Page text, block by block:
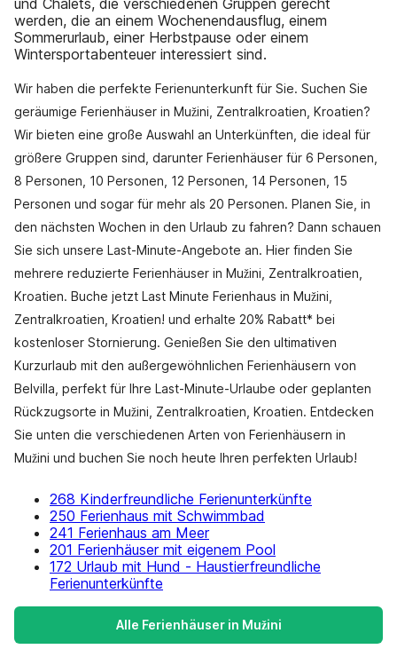
und Chalets, die verschiedenen Gruppen gerecht
werden, die an einem Wochenendausflug, einem
Sommerurlaub, einer Herbstpause oder einem
Wintersportabenteuer interessiert sind.
Wir haben die perfekte Ferienunterkunft für Sie. Suchen Sie
geräumige Ferienhäuser in Mužini, Zentralkroatien, Kroatien?
Wir bieten eine große Auswahl an Unterkünften, die ideal für
größere Gruppen sind, darunter Ferienhäuser für 6 Personen,
8 Personen, 10 Personen, 12 Personen, 14 Personen, 15
Personen und sogar für mehr als 20 Personen. Planen Sie, in
den nächsten Wochen in den Urlaub zu fahren? Dann schauen
Sie sich unsere Last-Minute-Angebote an. Hier finden Sie
mehrere reduzierte Ferienhäuser in Mužini, Zentralkroatien,
Kroatien. Buche jetzt Last Minute Ferienhaus in Mužini,
Zentralkroatien, Kroatien! und erhalte 20% Rabatt* bei
kostenloser Stornierung. Genießen Sie den ultimativen
Kurzurlaub mit den außergewöhnlichen Ferienhäusern von
Belvilla, perfekt für Ihre Last-Minute-Urlaube oder geplanten
Rückzugsorte in Mužini, Zentralkroatien, Kroatien. Entdecken
Sie unten die verschiedenen Arten von Ferienhäusern in
Mužini und buchen Sie noch heute Ihren perfekten Urlaub!
268 Kinderfreundliche Ferienunterkünfte
250 Ferienhaus mit Schwimmbad
241 Ferienhaus am Meer
201 Ferienhäuser mit eigenem Pool
172 Urlaub mit Hund - Haustierfreundliche
Ferienunterkünfte
Alle Ferienhäuser in Mužini